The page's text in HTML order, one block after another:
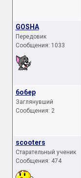
GOSHA
Передовик
Сообщения: 1033
6o6ep
Заглянувший
Сообщения: 2
scooters
Старательный ученик
Сообщения: 474